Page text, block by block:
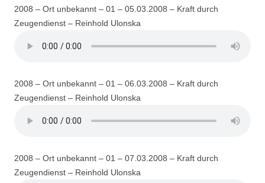
2008 – Ort unbekannt – 01 – 05.03.2008 – Kraft durch
Zeugendienst – Reinhold Ulonska
2008 – Ort unbekannt – 01 – 06.03.2008 – Kraft durch
Zeugendienst – Reinhold Ulonska
2008 – Ort unbekannt – 01 – 07.03.2008 – Kraft durch
Zeugendienst – Reinhold Ulonska